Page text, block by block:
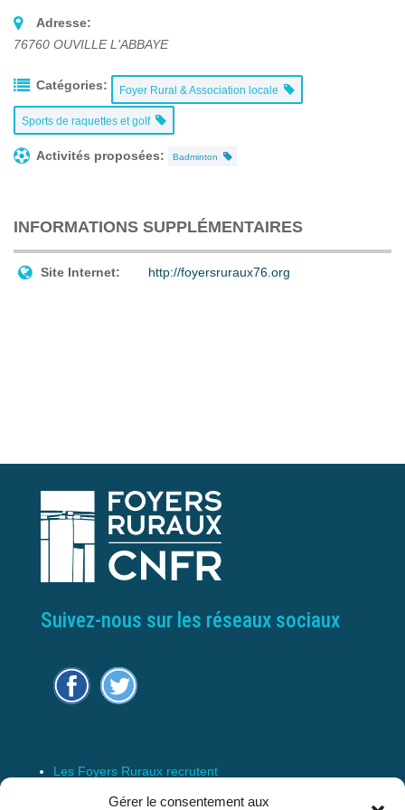
Gérer le consentement aux
Adresse:
76760 OUVILLE L'ABBAYE
Catégories: Foyer Rural & Association locale
Sports de raquettes et golf
Activités proposées: Badminton
INFORMATIONS SUPPLÉMENTAIRES
Site Internet: http://foyersruraux76.org
Suivez-nous sur les réseaux sociaux
Les Foyers Ruraux recrutent
Connexion